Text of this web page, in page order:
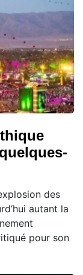
des
autant la
pour son